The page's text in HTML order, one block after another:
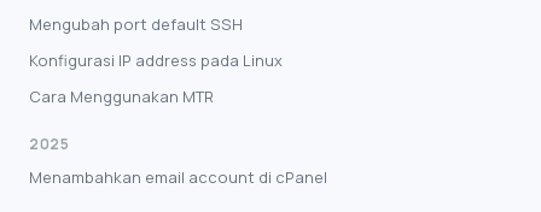
Mengubah port default SSH
Konfigurasi IP address pada Linux
Cara Menggunakan MTR
2025
Menambahkan email account di cPanel